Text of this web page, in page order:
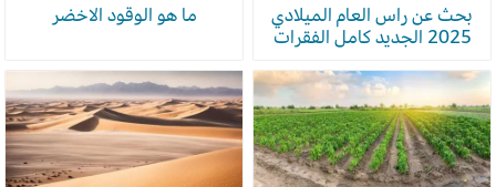
بحث عن راس العام الميلادي
2025 الجديد كامل الفقرات
ما هو الوقود الاخضر